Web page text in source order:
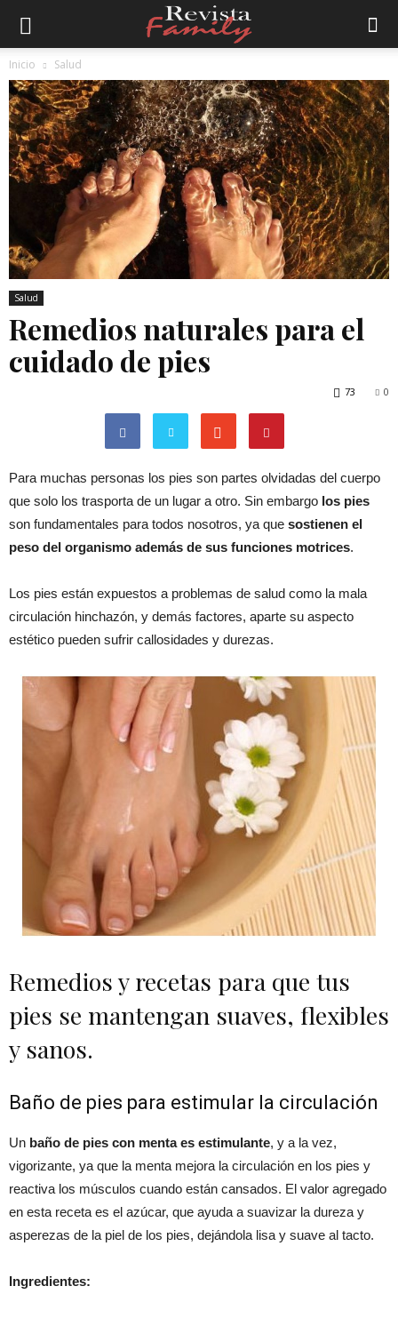
Inicio Salud
Salud
Remedios naturales para el
cuidado de pies
0
73
Para muchas personas los pies son partes olvidadas del cuerpo
que solo los trasporta de un lugar a otro. Sin embargo los pies
son fundamentales para todos nosotros, ya que sostienen el
peso del organismo además de sus funciones motrices.
Los pies están expuestos a problemas de salud como la mala
circulación hinchazón, y demás factores, aparte su aspecto
estético pueden sufrir callosidades y durezas.
Remedios y recetas para que tus
pies se mantengan suaves, flexibles
y sanos.
Baño de pies para estimular la circulación
Un baño de pies con menta es estimulante, y a la vez,
vigorizante, ya que la menta mejora la circulación en los pies y
reactiva los músculos cuando están cansados. El valor agregado
en esta receta es el azúcar, que ayuda a suavizar la dureza y
asperezas de la piel de los pies, dejándola lisa y suave al tacto.
Ingredientes: